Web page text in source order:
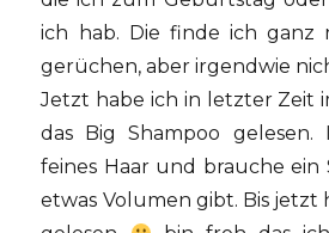
ich hab. Die finde ich ganz
gerüchen, aber irgendwie
Jetzt habe ich in letzter Zeit
das Big Shampoo gelesen.
feines Haar und brauche ein
etwas Volumen gibt. Bis jetzt